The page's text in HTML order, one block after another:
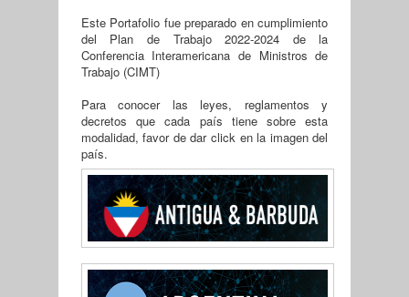
Este Portafolio fue preparado en cumplimiento
del Plan de Trabajo 2022-2024 de la
Conferencia Interamericana de Ministros de
Trabajo (CIMT)
Para conocer las leyes, reglamentos y
decretos que cada país tiene sobre esta
modalidad, favor de dar click en la imagen del
país.